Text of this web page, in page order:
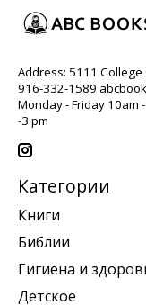
Address: 5111 College
916-332-1589
Monday - Friday 10am
-3 pm
Категории
Книги
Библии
Гигиена и
Детское